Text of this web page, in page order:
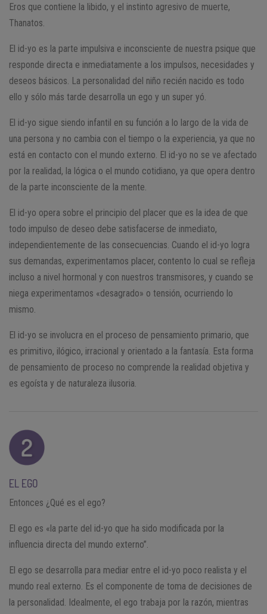
Eros que contiene la libido, y el instinto agresivo de muerte,
Thanatos.
El id-yo es la parte impulsiva e inconsciente de nuestra psique que
responde directa e inmediatamente a los impulsos, necesidades y
deseos básicos. La personalidad del niño recién nacido es todo
ello y sólo más tarde desarrolla un ego y un super yó.
El id-yo sigue siendo infantil en su función a lo largo de la vida de
una persona y no cambia con el tiempo o la experiencia, ya que no
está en contacto con el mundo externo. El id-yo no se ve afectado
por la realidad, la lógica o el mundo cotidiano, ya que opera dentro
de la parte inconsciente de la mente.
El id-yo opera sobre el principio del placer que es la idea de que
todo impulso de deseo debe satisfacerse de inmediato,
independientemente de las consecuencias. Cuando el id-yo logra
sus demandas, experimentamos placer, contento lo cual se refleja
incluso a nivel hormonal y con nuestros transmisores, y cuando se
niega experimentamos «desagrado» o tensión, ocurriendo lo
mismo.
El id-yo se involucra en el proceso de pensamiento primario, que
es primitivo, ilógico, irracional y orientado a la fantasía. Esta forma
de pensamiento de proceso no comprende la realidad objetiva y
es egoísta y de naturaleza ilusoria.
EL EGO
Entonces ¿Qué es el ego?
El ego es «la parte del id-yo que ha sido modificada por la
influencia directa del mundo externo”.
El ego se desarrolla para mediar entre el id-yo poco realista y el
mundo real externo. Es el componente de toma de decisiones de
la personalidad. Idealmente, el ego trabaja por la razón, mientras